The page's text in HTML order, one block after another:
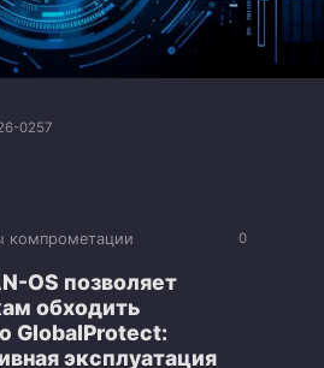
0257
0
компрометации
OS позволяет
обходить
GlobalProtect:
эксплуатация